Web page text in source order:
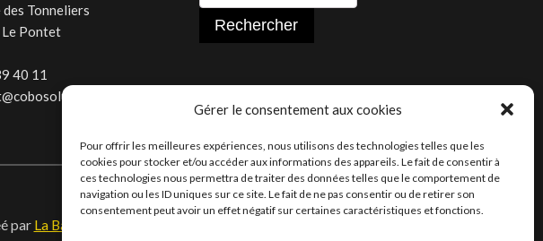
Gérer le consentement aux cookies
Pour offrir les meilleures expériences, nous utilisons des technologies telles que les
cookies pour stocker et/ou accéder aux informations des appareils. Le fait de consentir à
ces technologies nous permettra de traiter des données telles que le comportement de
navigation ou les ID uniques sur ce site. Le fait de ne pas consentir ou de retirer son
consentement peut avoir un effet négatif sur certaines caractéristiques et fonctions.
des Tonneliers
Pontet
40 11
par La Baguette Digitale